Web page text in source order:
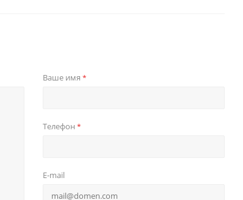
Ваше имя *
Телефон *
E-mail